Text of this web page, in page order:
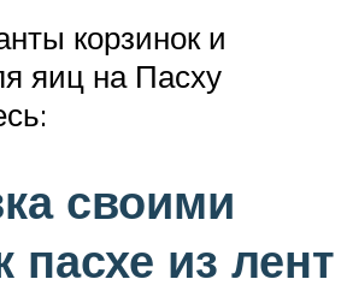
корзинок и
яиц на Пасху
своими
пасхе из лент